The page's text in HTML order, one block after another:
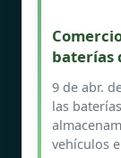
baterías
9 de abr.
las
vehículos